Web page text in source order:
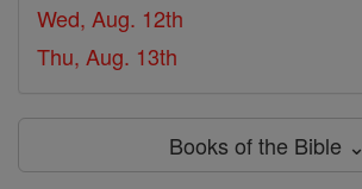
Wed, Aug. 12th
Thu, Aug. 13th
Books of the Bible ⌄